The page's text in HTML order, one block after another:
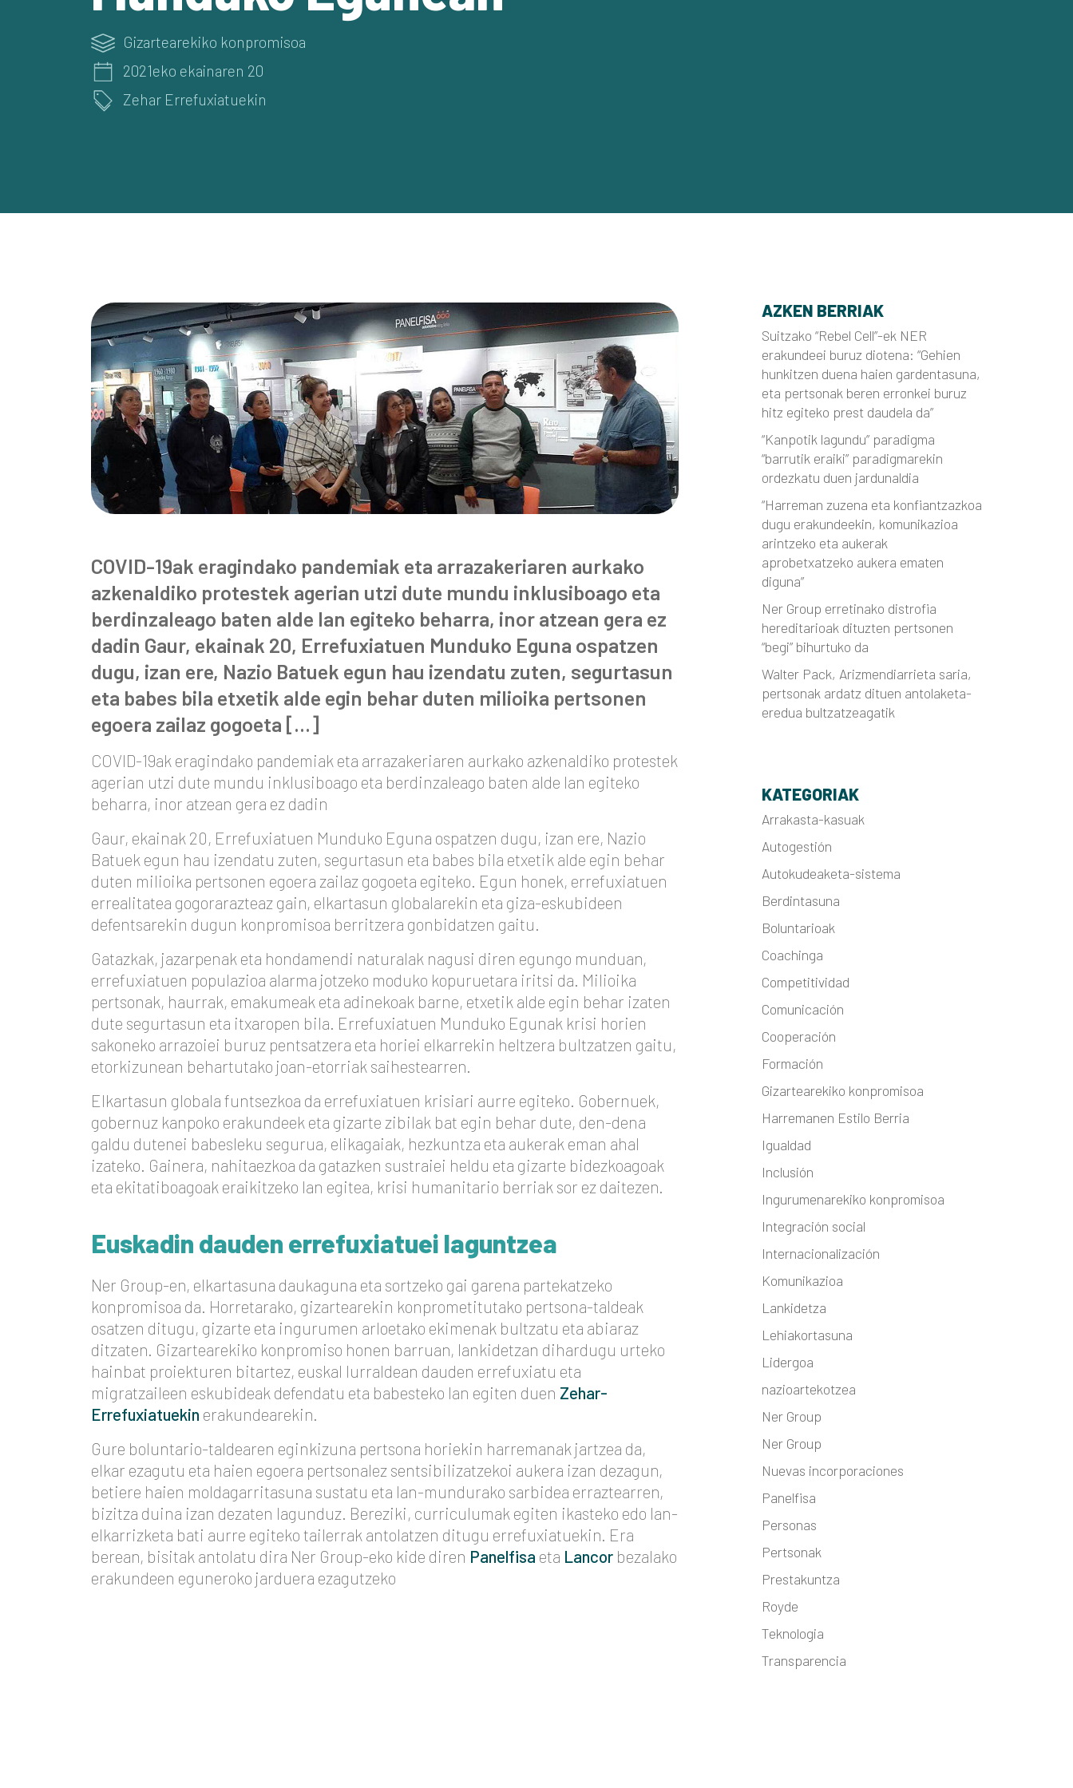
Gizartearekiko konpromisoa
2021eko ekainaren 20
Zehar Errefuxiatuekin
COVID-19ak eragindako pandemiak eta arrazakeriaren aurkako
azkenaldiko protestek agerian utzi dute mundu inklusiboago eta
berdinzaleago baten alde lan egiteko beharra, inor atzean gera ez
dadin Gaur, ekainak 20, Errefuxiatuen Munduko Eguna ospatzen
dugu, izan ere, Nazio Batuek egun hau izendatu zuten, segurtasun
eta babes bila etxetik alde egin behar duten milioika pertsonen
egoera zailaz gogoeta […]
COVID-19ak eragindako pandemiak eta arrazakeriaren aurkako azkenaldiko protestek
agerian utzi dute mundu inklusiboago eta berdinzaleago baten alde lan egiteko
beharra, inor atzean gera ez dadin
Gaur, ekainak 20, Errefuxiatuen Munduko Eguna ospatzen dugu, izan ere, Nazio
Batuek egun hau izendatu zuten, segurtasun eta babes bila etxetik alde egin behar
duten milioika pertsonen egoera zailaz gogoeta egiteko. Egun honek, errefuxiatuen
errealitatea gogorarazteaz gain, elkartasun globalarekin eta giza-eskubideen
defentsarekin dugun konpromisoa berritzera gonbidatzen gaitu.
Gatazkak, jazarpenak eta hondamendi naturalak nagusi diren egungo munduan,
errefuxiatuen populazioa alarma jotzeko moduko kopuruetara iritsi da. Milioika
pertsonak, haurrak, emakumeak eta adinekoak barne, etxetik alde egin behar izaten
dute segurtasun eta itxaropen bila. Errefuxiatuen Munduko Egunak krisi horien
sakoneko arrazoiei buruz pentsatzera eta horiei elkarrekin heltzera bultzatzen gaitu,
etorkizunean behartutako joan-etorriak saihestearren.
Elkartasun globala funtsezkoa da errefuxiatuen krisiari aurre egiteko. Gobernuek,
gobernuz kanpoko erakundeek eta gizarte zibilak bat egin behar dute, den-dena
galdu dutenei babesleku segurua, elikagaiak, hezkuntza eta aukerak eman ahal
izateko. Gainera, nahitaezkoa da gatazken sustraiei heldu eta gizarte bidezkoagoak
eta ekitatiboagoak eraikitzeko lan egitea, krisi humanitario berriak sor ez daitezen.
Euskadin dauden errefuxiatuei laguntzea
Ner Group-en, elkartasuna daukaguna eta sortzeko gai garena partekatzeko
konpromisoa da. Horretarako, gizartearekin konprometitutako pertsona-taldeak
osatzen ditugu, gizarte eta ingurumen arloetako ekimenak bultzatu eta abiaraz
ditzaten. Gizartearekiko konpromiso honen barruan, lankidetzan dihardugu urteko
hainbat proiekturen bitartez, euskal lurraldean dauden errefuxiatu eta
migratzaileen eskubideak defendatu eta babesteko lan egiten duen Zehar-
Errefuxiatuekin erakundearekin.
Gure boluntario-taldearen eginkizuna pertsona horiekin harremanak jartzea da,
elkar ezagutu eta haien egoera pertsonalez sentsibilizatzekoi aukera izan dezagun,
betiere haien moldagarritasuna sustatu eta lan-mundurako sarbidea erraztearren,
bizitza duina izan dezaten lagunduz. Bereziki, curriculumak egiten ikasteko edo lan-
elkarrizketa bati aurre egiteko tailerrak antolatzen ditugu errefuxiatuekin. Era
berean, bisitak antolatu dira Ner Group-eko kide diren Panelfisa eta Lancor bezalako
erakundeen eguneroko jarduera ezagutzeko
AZKEN BERRIAK
Suitzako “Rebel Cell”-ek NER
erakundeei buruz diotena: “Gehien
hunkitzen duena haien gardentasuna,
eta pertsonak beren erronkei buruz
hitz egiteko prest daudela da”
“Kanpotik lagundu” paradigma
“barrutik eraiki” paradigmarekin
ordezkatu duen jardunaldia
“Harreman zuzena eta konfiantzazkoa
dugu erakundeekin, komunikazioa
arintzeko eta aukerak
aprobetxatzeko aukera ematen
diguna”
Ner Group erretinako distrofia
hereditarioak dituzten pertsonen
“begi” bihurtuko da
Walter Pack, Arizmendiarrieta saria,
pertsonak ardatz dituen antolaketa-
eredua bultzatzeagatik
KATEGORIAK
Arrakasta-kasuak
Autogestión
Autokudeaketa-sistema
Berdintasuna
Boluntarioak
Coachinga
Competitividad
Comunicación
Cooperación
Formación
Gizartearekiko konpromisoa
Harremanen Estilo Berria
Igualdad
Inclusión
Ingurumenarekiko konpromisoa
Integración social
Internacionalización
Komunikazioa
Lankidetza
Lehiakortasuna
Lidergoa
nazioartekotzea
Ner Group
Ner Group
Nuevas incorporaciones
Panelfisa
Personas
Pertsonak
Prestakuntza
Royde
Teknologia
Transparencia